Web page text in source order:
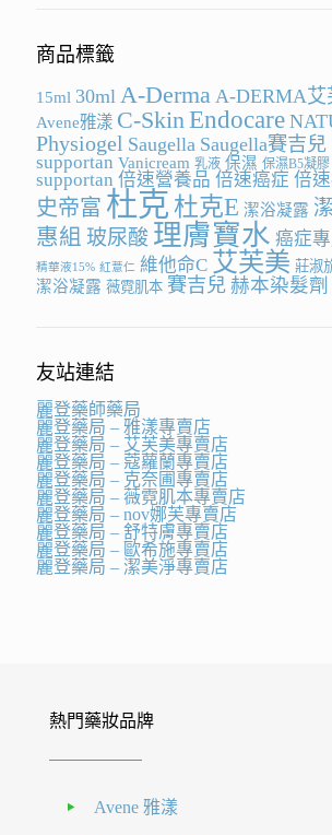
商品標籤
15ml 30ml A-Derma A-DERMA艾
Avene雅漾 C-SkinEndocare
Physiogel Saugella Saugella賽吉兒
supportan Vanicream 乳液 保濕 保濕B5凝膠
supportan 倍速營養品 倍速癌症 倍
史帝富 杜克 杜克E 潔浴凝露
惠組 玻尿酸 理膚寶水 癌症
精華液15% 紅薏仁 維他命C 艾芙美 莊淑
潔浴凝露 薇霓肌本 賽吉兒 赫本染髮劑
友站連結
麗登藥師藥局
麗登藥局 – 雅漾專賣店
麗登藥局 – 艾芙美專賣店
麗登藥局 – 蔻蘿蘭專賣店
麗登藥局 – 克奈圃專賣店
麗登藥局 – 薇霓肌本專賣店
麗登藥局 – nov娜芙專賣店
麗登藥局 – 舒特膚專賣店
麗登藥局 – 歐希施專賣店
麗登藥局 – 潔美淨專賣店
熱門藥妝品牌
Avene 雅漾